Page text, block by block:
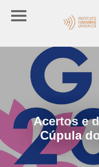
Acertos e
Cúpula